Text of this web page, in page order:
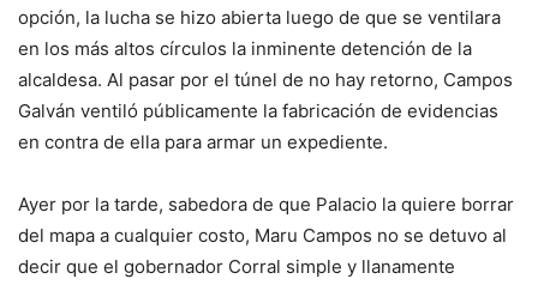
opción, la lucha se hizo abierta luego de que se ventilara
en los más altos círculos la inminente detención de la
alcaldesa. Al pasar por el túnel de no hay retorno, Campos
Galván ventiló públicamente la fabricación de evidencias
en contra de ella para armar un expediente.
Ayer por la tarde, sabedora de que Palacio la quiere borrar
del mapa a cualquier costo, Maru Campos no se detuvo al
decir que el gobernador Corral simple y llanamente